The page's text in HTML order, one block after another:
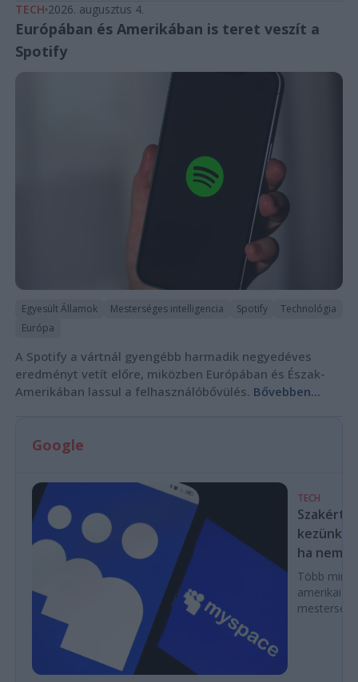
TECH 2026. augusztus 4.
Európában és Amerikában is teret veszít a
Spotify
Egyesült Államok Mesterséges intelligencia Spotify
Technológia
Európa
A Spotify a vártnál gyengébb harmadik negyedéves
eredményt vetít előre, miközben Európában és Észak-
Amerikában lassul a felhasználóbővülés. Bővebben...
Google
TECH
ha nem
Több mint
amerikai